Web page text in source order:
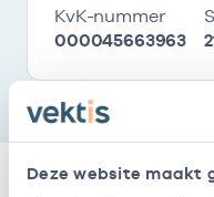
Deze website maakt
KvK-nummer
000045663963